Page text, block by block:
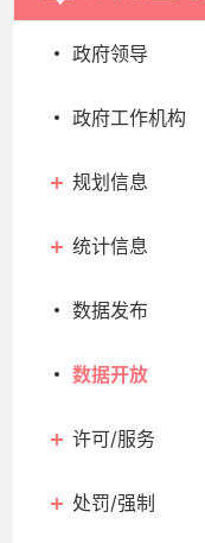
政府领导
政府工作机构
规划信息
统计信息
数据发布
数据开放
许可/服务
处罚/强制